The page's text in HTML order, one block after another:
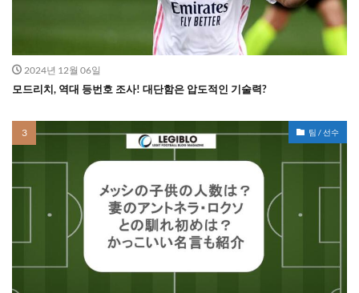
2024년 12월 06일
모드리치, 역대 등번호 조사! 대단함은 압도적인 기술력?
팀 / 선수